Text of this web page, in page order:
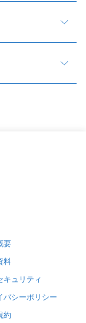
要
料
キュリティ
バシーポリシー
約